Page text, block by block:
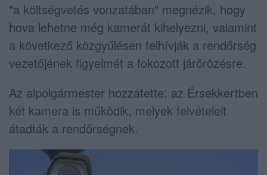
"a költségvetés vonzatában" megnézik, hogy
hova lehetne még kamerát kihelyezni, valamint
a következő közgyűlésen felhívják a rendőrség
vezetőjének figyelmét a fokozott járőrözésre.
Az alpolgármester hozzátette: az Érsekkertben
két kamera is működik, melyek felvételeit
átadták a rendőrségnek.